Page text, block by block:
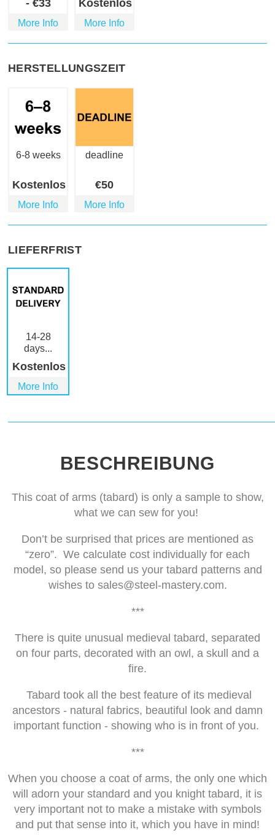
- €33
More Info
Kostenlos
More Info
HERSTELLUNGSZEIT
6-8 weeks
Kostenlos
More Info
deadline
€50
More Info
LIEFERFRIST
14-28
days...
Kostenlos
More Info
BESCHREIBUNG
This coat of arms (tabard) is only a sample to show,
what we can sew for you!
Don’t be surprised that prices are mentioned as
“zero”. We calculate cost individually for each
model, so please send us your tabard patterns and
wishes to sales@steel-mastery.com.
***
There is quite unusual medieval tabard, separated
on four parts, decorated with an owl, a skull and a
fire.
Tabard took all the best feature of its medieval
ancestors - natural fabrics, beautiful look and damn
important function - showing who is in front of you.
***
When you choose a coat of arms, the only one which
will adorn your standard and you knight tabard, it is
very important not to make a mistake with symbols
and put that sense into it, which you have in mind!